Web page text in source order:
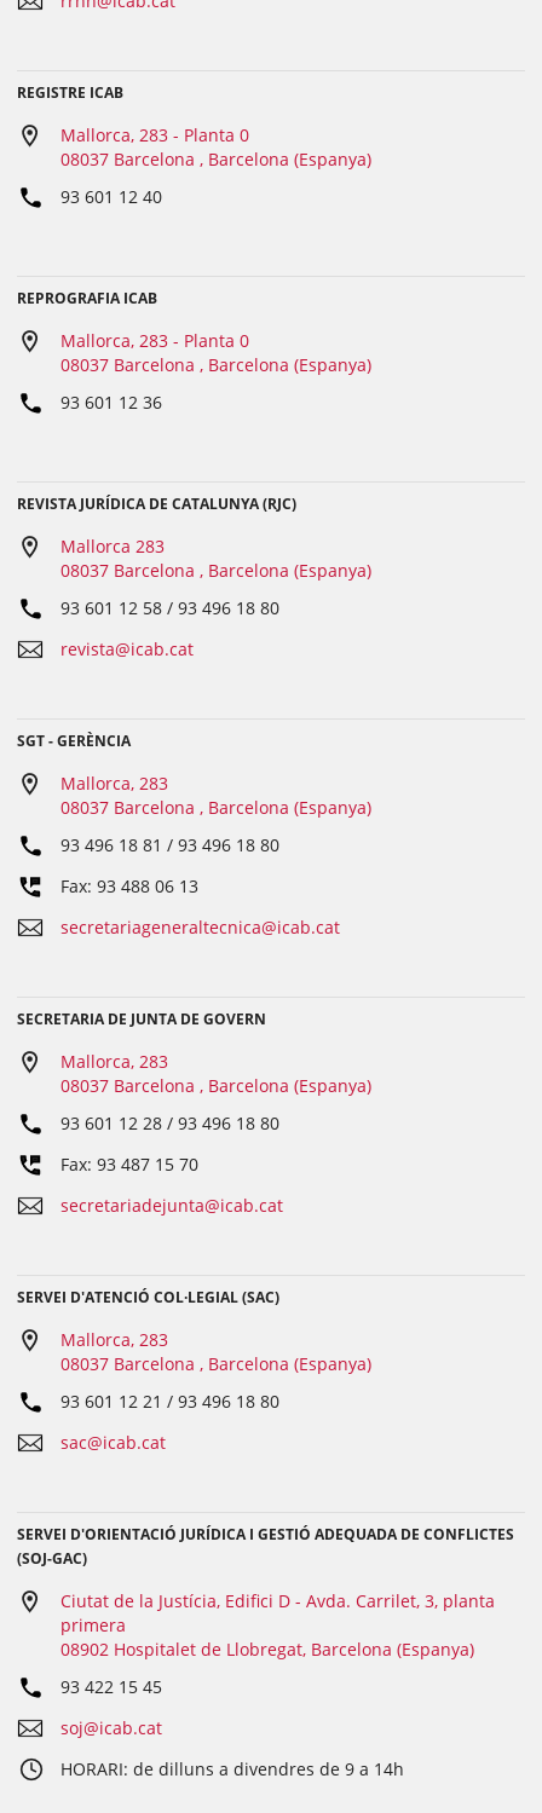
REGISTRE ICAB
Mallorca, 283 - Planta 0
08037 Barcelona , Barcelona (Espanya)
93 601 12 40
REPROGRAFIA ICAB
Mallorca, 283 - Planta 0
08037 Barcelona , Barcelona (Espanya)
93 601 12 36
REVISTA JURÍDICA DE CATALUNYA (RJC)
Mallorca 283
08037 Barcelona , Barcelona (Espanya)
93 601 12 58 / 93 496 18 80
revista@icab.cat
SGT - GERÈNCIA
Mallorca, 283
08037 Barcelona , Barcelona (Espanya)
93 496 18 81 / 93 496 18 80
Fax: 93 488 06 13
secretariageneraltecnica@icab.cat
SECRETARIA DE JUNTA DE GOVERN
Mallorca, 283
08037 Barcelona , Barcelona (Espanya)
93 601 12 28 / 93 496 18 80
Fax: 93 487 15 70
secretariadejunta@icab.cat
SERVEI D'ATENCIÓ COL·LEGIAL (SAC)
Mallorca, 283
08037 Barcelona , Barcelona (Espanya)
93 601 12 21 / 93 496 18 80
sac@icab.cat
SERVEI D'ORIENTACIÓ JURÍDICA I GESTIÓ ADEQUADA DE CONFLICTES
(SOJ-GAC)
Ciutat de la Justícia, Edifici D - Avda. Carrilet, 3, planta
primera
08902 Hospitalet de Llobregat, Barcelona (Espanya)
93 422 15 45
soj@icab.cat
HORARI: de dilluns a divendres de 9 a 14h